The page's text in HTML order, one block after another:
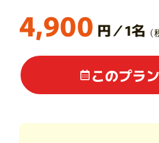
4,900 円／1名
このプラ